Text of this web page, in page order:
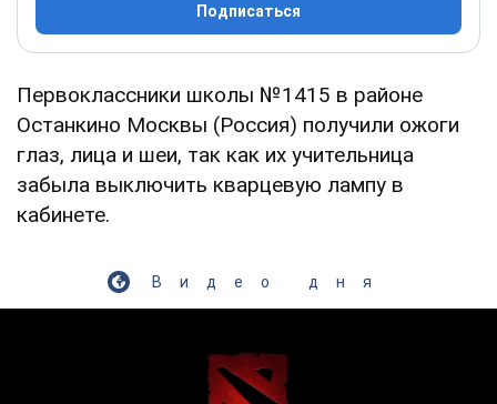
Подписаться
Первоклассники школы №1415 в районе
Останкино Москвы (Россия) получили ожоги
глаз, лица и шеи, так как их учительница
забыла выключить кварцевую лампу в
кабинете.
Видео дня